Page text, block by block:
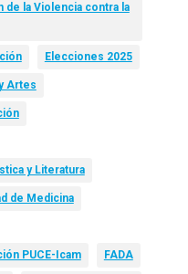
de la Violencia contra la
Elecciones 2025
Artes
y Literatura
de Medicina
PUCE-Icam FADA